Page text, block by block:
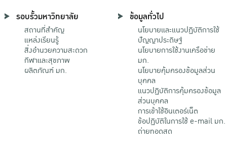
รอบรั้วมหาวิทยาลัย
สถานที่สำคัญ
แหล่งเรียนรู้
สิ่งอำนวยความสะดวก
กีฬาและสุขภาพ
ผลิตภัณฑ์ มก.
ข้อมูลทั่วไป
นโยบายและแนวปฏิบัติการใช้
ปัญญาประดิษฐ์
นโยบายการใช้งานเครือข่าย
มก.
นโยบายคุ้มครองข้อมูลส่วน
บุคคล
แนวปฏิบัติการคุ้มครองข้อมูล
ส่วนบุคคล
การเข้าใช้อินเตอร์เน็ต
ข้อปฏิบัติในการใช้ e-mail มก.
ถ่ายทอดสด